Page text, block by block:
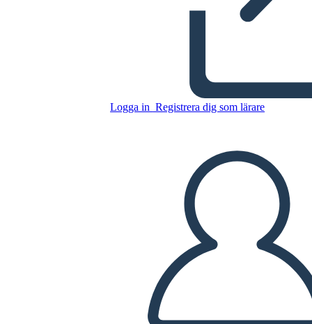
Logga in Registrera dig som lärare
Hjälte - Blad
Kopiera denna storyboard
SKAPA EN STORYBOARD
SPELA UPP BILDSPEL
LÄS FÖR MIG